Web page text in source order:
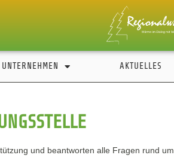
UNTERNEHMEN AKTUELLES
und beantworten alle Fragen rund um